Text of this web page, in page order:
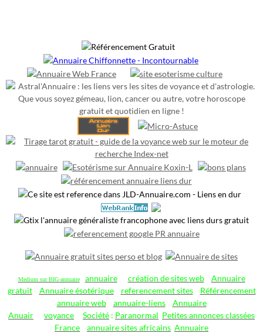
Medium sur BIG-annuaire annuaire création de sites web
Annuaire
gratuit
Annuaire ésotérique referencement sites
Référencement
annuaire web
annuaire-liens
Annuaire
Anuair
voyance Société : Paranormal Petites annonces classées
France
annuaire sites africains Annuaire